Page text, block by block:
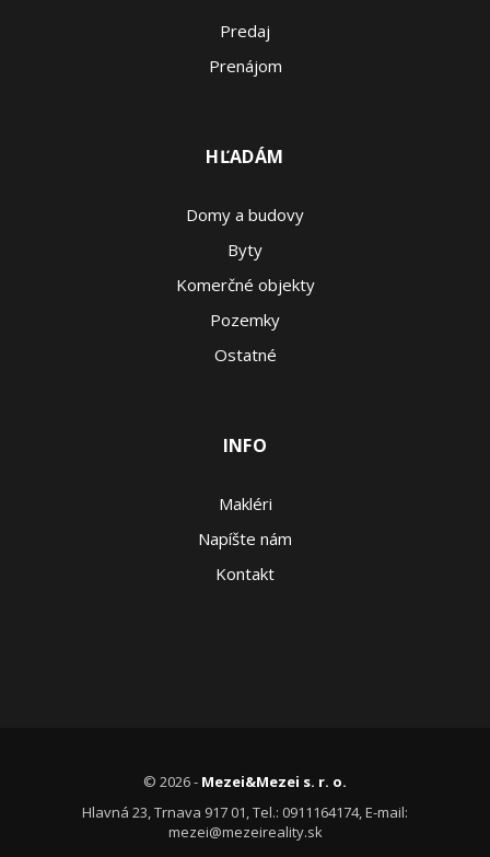
Predaj
Prenájom
HĽADÁM
Domy a budovy
Byty
Komerčné objekty
Pozemky
Ostatné
INFO
Makléri
Napíšte nám
Kontakt
© 2026 - Mezei&Mezei s. r. o.
Hlavná 23, Trnava 917 01, Tel.: 0911164174, E-mail:
mezei@mezeireality.sk